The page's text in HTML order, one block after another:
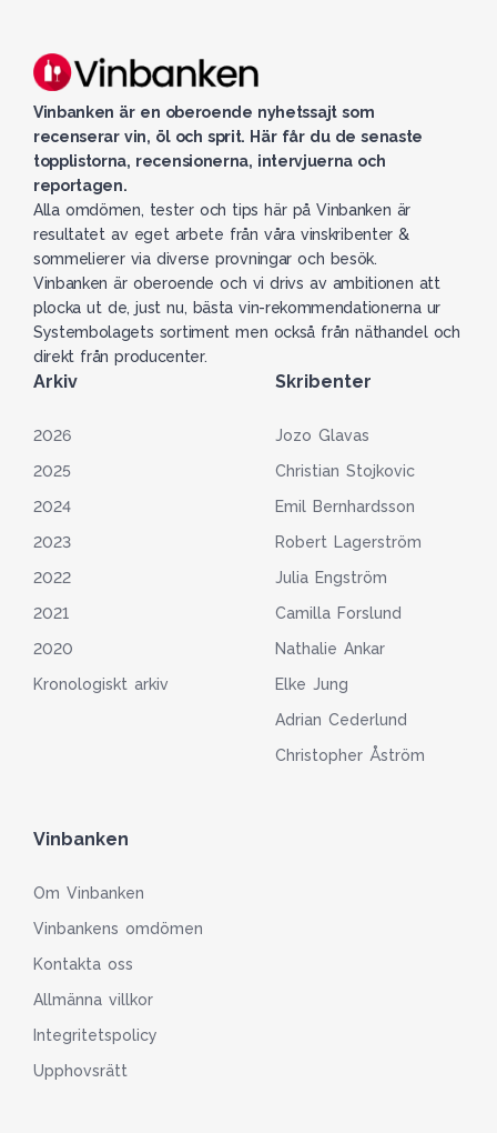
Vinbanken är en oberoende nyhetssajt som
recenserar vin, öl och sprit. Här får du de senaste
topplistorna, recensionerna, intervjuerna och
reportagen.
Alla omdömen, tester och tips här på Vinbanken är
resultatet av eget arbete från våra vinskribenter &
sommelierer via diverse provningar och besök.
Vinbanken är oberoende och vi drivs av ambitionen att
plocka ut de, just nu, bästa vin-rekommendationerna ur
Systembolagets sortiment men också från näthandel och
direkt från producenter.
Arkiv
2026
2025
2024
2023
2022
2021
2020
Kronologiskt arkiv
Skribenter
Jozo Glavas
Christian Stojkovic
Emil Bernhardsson
Robert Lagerström
Julia Engström
Camilla Forslund
Nathalie Ankar
Elke Jung
Adrian Cederlund
Christopher Åström
Vinbanken
Om Vinbanken
Vinbankens omdömen
Kontakta oss
Allmänna villkor
Integritetspolicy
Upphovsrätt